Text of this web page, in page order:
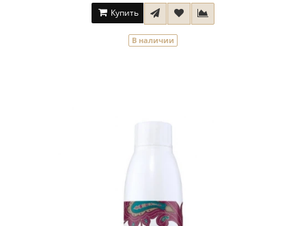
Купить
В наличии